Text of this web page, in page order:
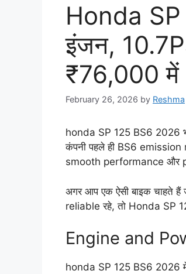
Honda
इंजन,
₹76,000 में
February 26, 2026 by Reshma
honda SP 125 BS6 2026
कंपनी पहले ही BS6
smooth performance और
अगर आप एक ऐसी बाइक चाहते
reliable रहे, तो Honda SP
Engine and
honda SP 125 BS6 2026